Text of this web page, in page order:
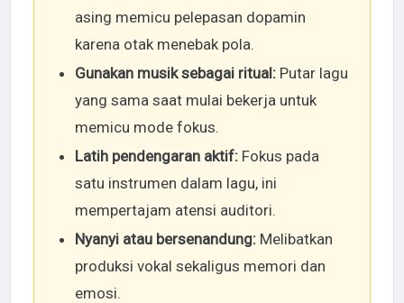
asing memicu pelepasan dopamin
karena otak menebak pola.
Gunakan musik sebagai ritual:Putar lagu
yang sama saat mulai bekerja untuk
memicu mode fokus.
Latih pendengaran aktif:Fokus pada
satu instrumen dalam lagu, ini
mempertajam atensi auditori.
Nyanyi atau bersenandung:Melibatkan
produksi vokal sekaligus memori dan
emosi.